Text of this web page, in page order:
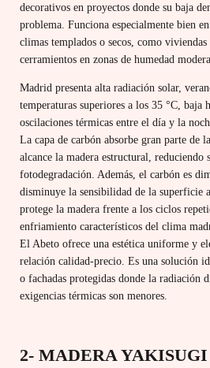
decorativos en proyectos donde su baja
problema. Funciona especialmente bien
climas templados o secos, como
cerramientos en zonas de humedad
Madrid presenta alta radiación solar,
temperaturas superiores a los 35 °C, baja
oscilaciones térmicas entre el día y la
La capa de carbón absorbe gran parte de
alcance la madera estructural,
fotodegradación. Además, el carbón es
disminuye la sensibilidad de la superficie
protege la madera frente a los ciclos
enfriamiento característicos del clima
El Abeto ofrece una estética uniforme y
relación calidad-precio. Es una solución
o fachadas protegidas donde la radiación
exigencias térmicas son menores.
2- MADERA